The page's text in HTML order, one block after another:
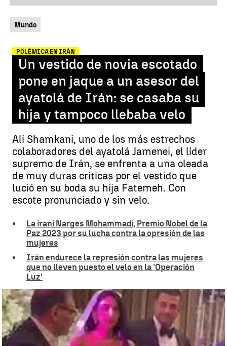
Mundo
POLÉMICA EN IRÁN
Un vestido de novia escotado
pone en jaque a un asesor del
ayatolá de Irán: se casaba su
hija y tampoco llebaba velo
Ali Shamkani, uno de los más estrechos
colaboradores del ayatolá Jamenei, el líder
supremo de Irán, se enfrenta a una oleada
de muy duras críticas por el vestido que
lució en su boda su hija Fatemeh. Con
escote pronunciado y sin velo.
La iraní Narges Mohammadi, Premio Nobel de la
Paz 2023 por su lucha contra la opresión de las
mujeres
Irán endurece la represión contra las mujeres
que no lleven puesto el velo en la 'Operación
Luz'
Un vestido de novia escotado pone en jaque a un asesor del ayatolá
Iran International